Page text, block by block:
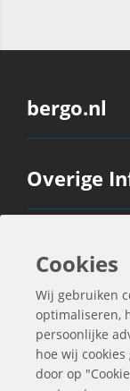
bergo.nl
Overige
Ook
Cookies
Wij gebruiken
optimaliseren,
persoonlijke
hoe wij
door op